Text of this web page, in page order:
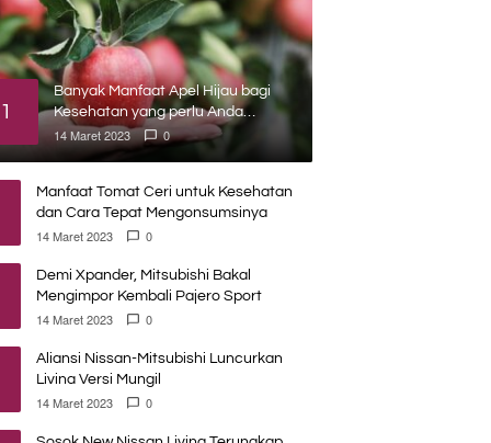
1
Banyak Manfaat Apel Hijau bagi
Kesehatan yang perlu Anda
ketahui
14 Maret 2023 0
Manfaat Tomat Ceri untuk Kesehatan
dan Cara Tepat Mengonsumsinya
14 Maret 2023 0
Demi Xpander, Mitsubishi Bakal
Mengimpor Kembali Pajero Sport
14 Maret 2023 0
Aliansi Nissan-Mitsubishi Luncurkan
Livina Versi Mungil
14 Maret 2023 0